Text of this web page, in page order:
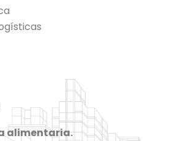
alimentaria.